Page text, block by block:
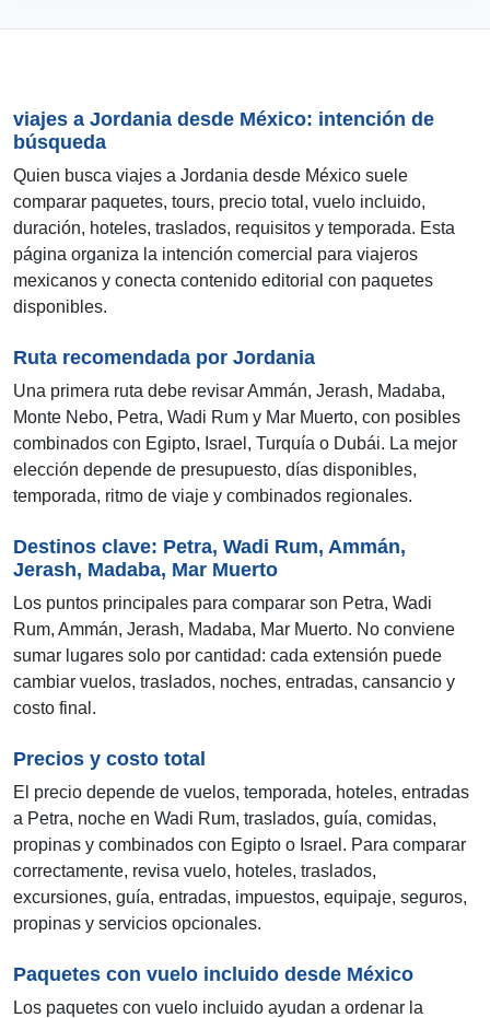
viajes a Jordania desde México: intención de
búsqueda
Quien busca viajes a Jordania desde México suele
comparar paquetes, tours, precio total, vuelo incluido,
duración, hoteles, traslados, requisitos y temporada. Esta
página organiza la intención comercial para viajeros
mexicanos y conecta contenido editorial con paquetes
disponibles.
Ruta recomendada por Jordania
Una primera ruta debe revisar Ammán, Jerash, Madaba,
Monte Nebo, Petra, Wadi Rum y Mar Muerto, con posibles
combinados con Egipto, Israel, Turquía o Dubái. La mejor
elección depende de presupuesto, días disponibles,
temporada, ritmo de viaje y combinados regionales.
Destinos clave: Petra, Wadi Rum, Ammán,
Jerash, Madaba, Mar Muerto
Los puntos principales para comparar son Petra, Wadi
Rum, Ammán, Jerash, Madaba, Mar Muerto. No conviene
sumar lugares solo por cantidad: cada extensión puede
cambiar vuelos, traslados, noches, entradas, cansancio y
costo final.
Precios y costo total
El precio depende de vuelos, temporada, hoteles, entradas
a Petra, noche en Wadi Rum, traslados, guía, comidas,
propinas y combinados con Egipto o Israel. Para comparar
correctamente, revisa vuelo, hoteles, traslados,
excursiones, guía, entradas, impuestos, equipaje, seguros,
propinas y servicios opcionales.
Paquetes con vuelo incluido desde México
Los paquetes con vuelo incluido ayudan a ordenar la